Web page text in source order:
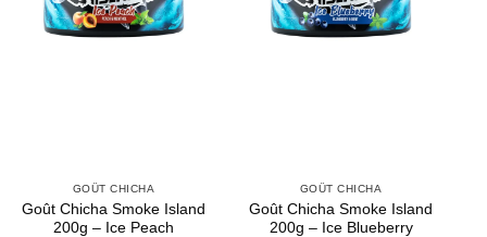
GOÛT CHICHA
Goût Chicha Smoke Island
200g – Ice Peach
GOÛT CHICHA
Goût Chicha Smoke Island
200g – Ice Blueberry